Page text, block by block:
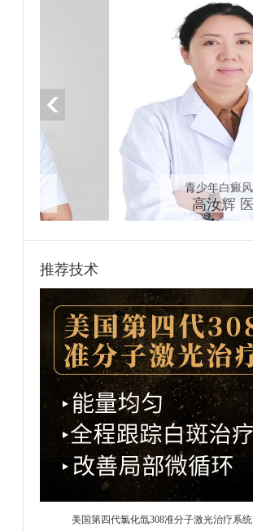
青少年白癜风医师
高汝辉 医师
推荐技术
美国第四代氯化氙308准分子激光治疗系统